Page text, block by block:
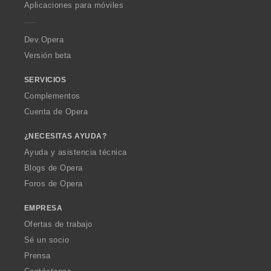
a
Aplicaciones para móviles
Dev.Opera
Versión beta
SERVICIOS
Complementos
Cuenta de Opera
¿NECESITAS AYUDA?
Ayuda y asistencia técnica
Blogs de Opera
Foros de Opera
EMPRESA
Ofertas de trabajo
Sé un socio
Prensa